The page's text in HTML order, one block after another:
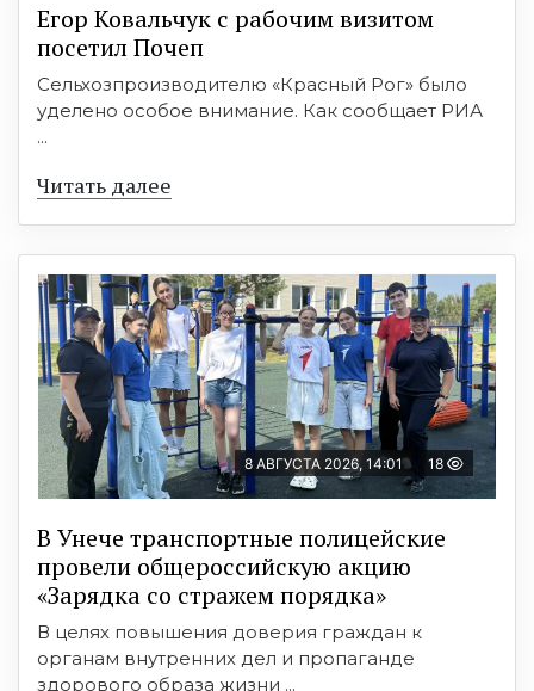
Егор Ковальчук с рабочим визитом
посетил Почеп
Сельхозпроизводителю «Красный Рог» было
уделено особое внимание. Как сообщает РИА
...
Читать далее
8 АВГУСТА 2026, 14:01 18
В Унече транспортные полицейские
провели общероссийскую акцию
«Зарядка со стражем порядка»
В целях повышения доверия граждан к
органам внутренних дел и пропаганде
здорового образа жизни ...